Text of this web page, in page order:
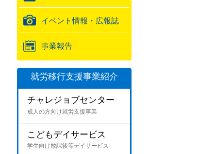
イベント情報・広報誌
事業報告
就労移行支援事業紹介
チャレジョブセンター
成人の方向け就労支援事業
こどもデイサービス
学生向け放課後等デイサービス